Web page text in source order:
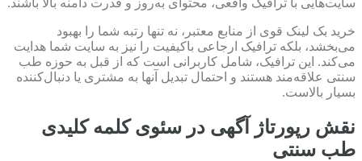
خرید بک لینک قوی از منابع معتبر، نه تنها رتبه شما را بهبود
می‌بخشد، بلکه ترافیک ارجاعی باکیفیت را نیز به سایت شما هدایت
می‌کند. این ترافیک، شامل کاربرانی است که از قبل به حوزه طب
سنتی علاقه‌مند هستند و احتمال تبدیل آنها به مشتری یا دنبال‌کننده
بسیار بالاست.
نقش رپورتاژ آگهی در سئوی کلمه کلیدی
طب سنتی